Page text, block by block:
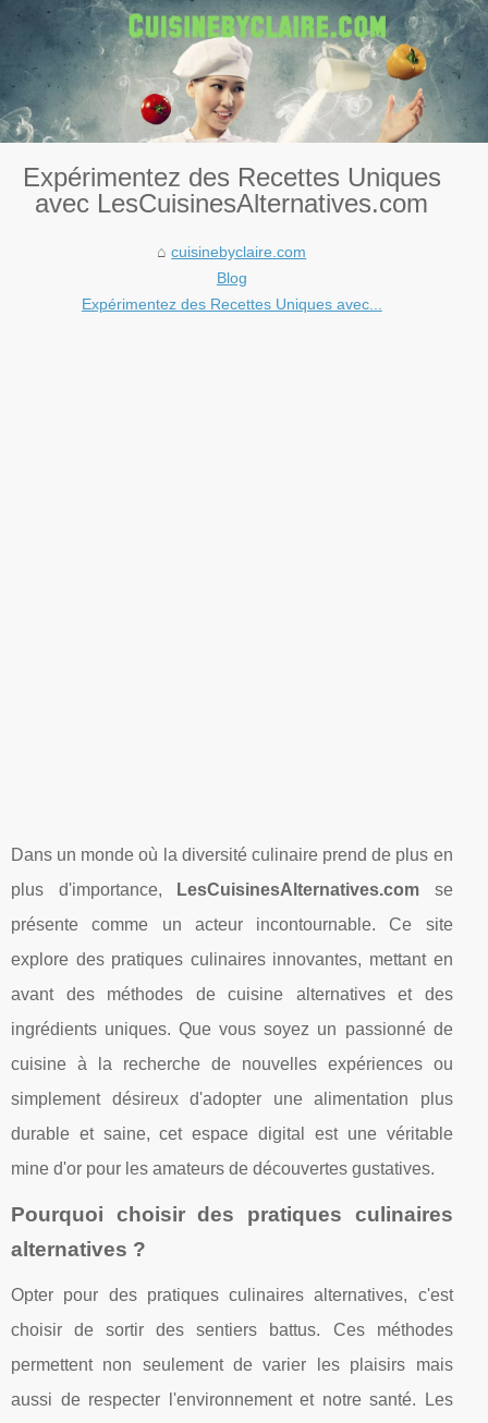
Expérimentez des Recettes Uniques
avec LesCuisinesAlternatives.com
cuisinebyclaire.com
Blog
Expérimentez des Recettes Uniques avec...
Dans un monde où la diversité culinaire prend de plus en
plus d'importance,
LesCuisinesAlternatives.com se
présente comme un acteur incontournable. Ce site
explore des pratiques culinaires innovantes, mettant en
avant des méthodes de cuisine alternatives et des
ingrédients uniques. Que vous soyez un passionné de
cuisine à la recherche de nouvelles expériences ou
simplement désireux d'adopter une alimentation plus
durable et saine, cet espace digital est une véritable
mine d'or pour les amateurs de découvertes gustatives.
Pourquoi choisir des pratiques culinaires
alternatives ?
Opter pour des pratiques culinaires alternatives, c'est
choisir de sortir des sentiers battus. Ces méthodes
permettent non seulement de varier les plaisirs mais
aussi de respecter l'environnement et notre santé. Les